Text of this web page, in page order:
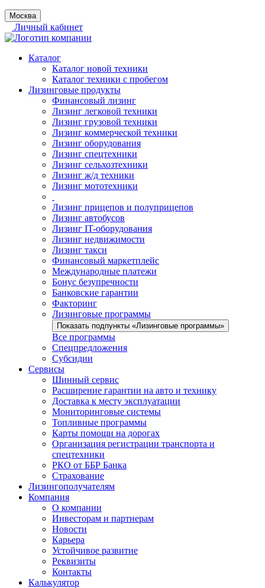
Москва
Личный кабинет
Каталог
Каталог новой техники
Каталог техники с пробегом
Лизинговые продукты
Финансовый лизинг
Лизинг легковой техники
Лизинг грузовой техники
Лизинг коммерческой техники
Лизинг оборудования
Лизинг спецтехники
Лизинг сельхозтехники
Лизинг ж/д техники
Лизинг мототехники
Лизинг прицепов и полуприцепов
Лизинг автобусов
Лизинг IT-оборудования
Лизинг недвижимости
Лизинг такси
Финансовый маркетплейс
Международные платежи
Бонус безупречности
Банковские гарантии
Факторинг
Лизинговые программы
Показать подпункты «Лизинговые программы»
Все программы
Спецпредложения
Субсидии
Сервисы
Шинный сервис
Расширение гарантии на авто и технику
Доставка к месту эксплуатации
Мониторинговые системы
Топливные программы
Карты помощи на дорогах
Организация регистрации транспорта и
спецтехники
РКО от ББР Банка
Страхование
Лизингополучателям
Компания
О компании
Инвесторам и партнерам
Новости
Карьера
Устойчивое развитие
Реквизиты
Контакты
Калькулятор